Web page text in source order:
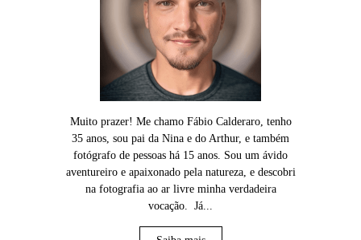
Muito prazer! Me chamo Fábio Calderaro, tenho
35 anos, sou pai da Nina e do Arthur, e também
fotógrafo de pessoas há 15 anos. Sou um ávido
aventureiro e apaixonado pela natureza, e descobri
na fotografia ao ar livre minha verdadeira
vocação. Já...